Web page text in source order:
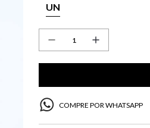
UN
COMPRE POR WHATSAPP